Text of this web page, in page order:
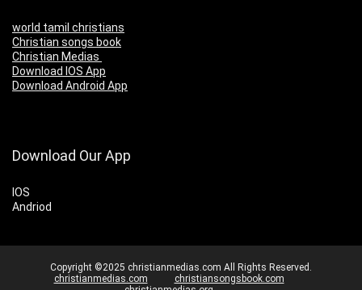
world tamil christians
Christian songs book
Christian Medias
Download IOS App
Download Android App
Download Our App
IOS
Andriod
Copyright ©2025 christianmedias.com All Rights Reserved.
christianmedias.com
christiansongsbook.com